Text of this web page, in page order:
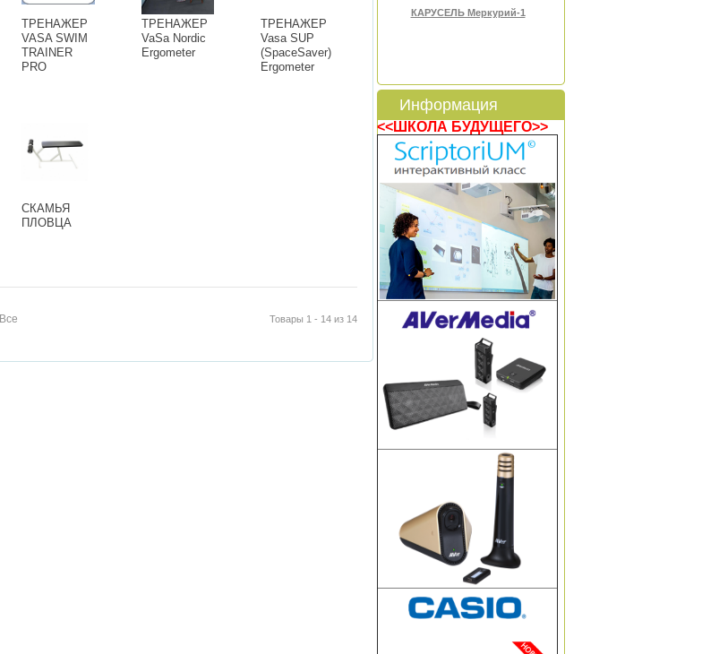
ТРЕНАЖЕР
VASA SWIM
TRAINER
PRO
ТРЕНАЖЕР
VaSa Nordic
Ergometer
ТРЕНАЖЕР
Vasa SUP
(SpaceSaver)
Ergometer
СКАМЬЯ
ПЛОВЦА
Товары 1 - 14 из 14
Все
КАРУСЕЛЬ Меркурий-1
Информация
<<ШКОЛА БУДУЩЕГО>>